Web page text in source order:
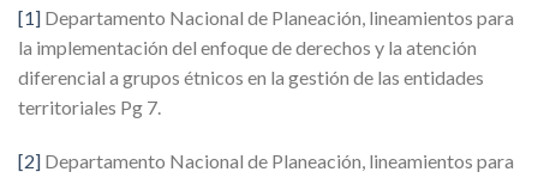
[1] Departamento Nacional de Planeación, lineamientos para
la implementación del enfoque de derechos y la atención
diferencial a grupos étnicos en la gestión de las entidades
territoriales Pg 7.
[2] Departamento Nacional de Planeación, lineamientos para